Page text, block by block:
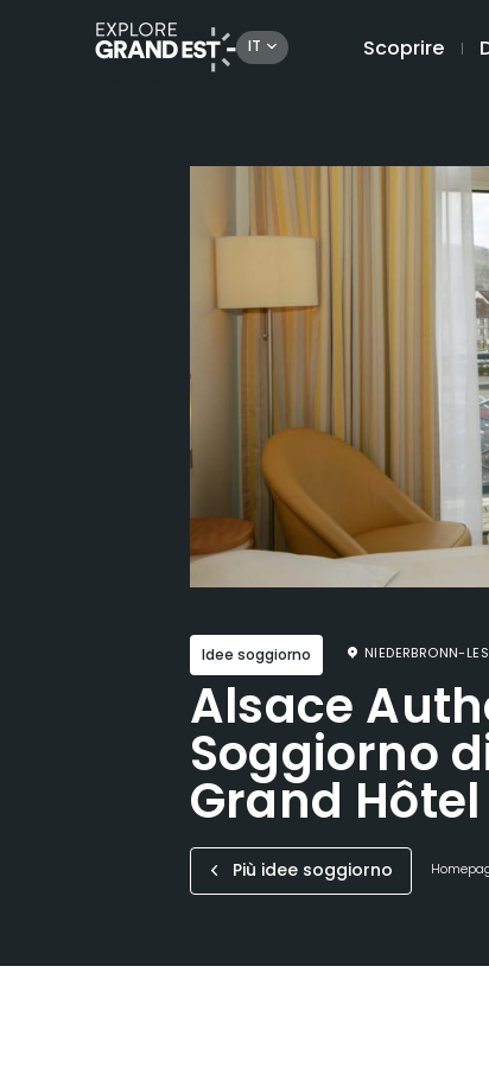
IT Scoprire
Idee soggiorno NIEDERBRONN-
Alsace
Soggiorno
Grand
Più idee soggiorno